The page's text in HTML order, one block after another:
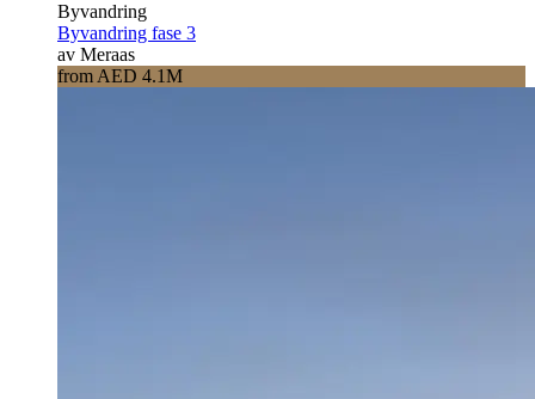
Byvandring
Byvandring fase 3
av Meraas
from AED 4.1M